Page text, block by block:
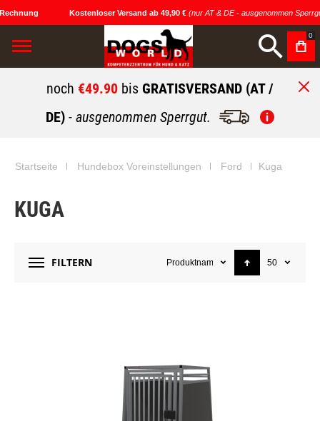
Kostenloser Versand ab 49,90 €(nur AT & DE - ausgenommen
0
noch €49.90 bis GRATISVERSAND (AT /
DE) - ausgenommen Sperrgut.
Startseite Hundebox Voreinstellungen Ford Kuga
KUGA
FILTERN Produktname 50